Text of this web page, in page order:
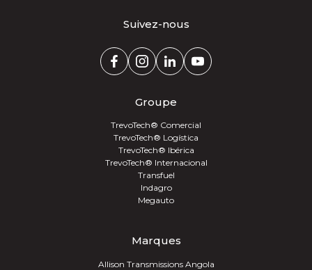
Suivez-nous
Groupe
TrevoTech® Comercial
TrevoTech® Logística
TrevoTech® Ibérica
TrevoTech® Internacional
Transfuel
Indagro
Megauto
Marques
Allison Transmissions Angola